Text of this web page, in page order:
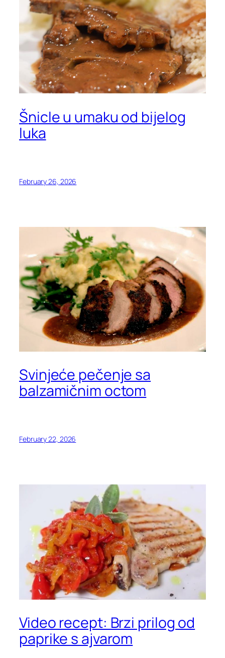
Šnicle u umaku od bijelog
luka
February 26, 2026
Svinjeće pečenje sa
balzamičnim octom
February 22, 2026
Video recept: Brzi prilog od
paprike s ajvarom